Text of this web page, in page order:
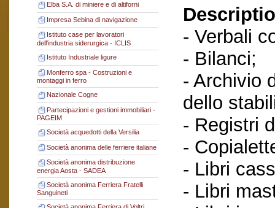
Elba S.A. di miniere e di altiforni
Impresa Sebina di navigazione
Istituto case per lavoratori
dell'industria siderurgica - ICLIS
Istituto Industriale ligure
Monferro spa - Costruzioni e
montaggi in ferro
Nazionale Cogne
Partecipazioni e gestioni immobiliari -
PAGEIM
Società acquedotti della Versilia
Società anonima delle ferriere italiane
Società anonima distribuzione
energia Aosta - SADEA
Società anonima Ferriera Fratelli
Sanguineti
- Verbali
- Bilanci;
- Archivio
dello
- Registri
-
- Libri
- Libri